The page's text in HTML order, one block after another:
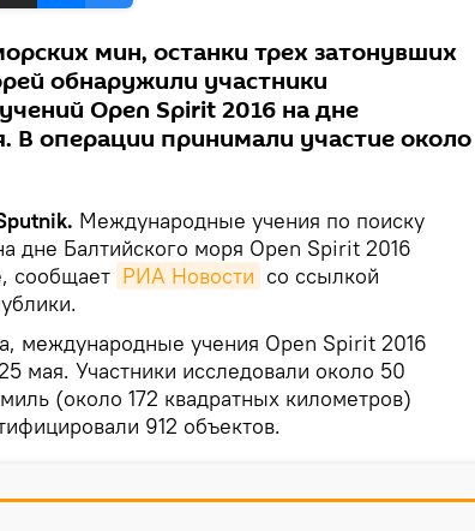
мин, останки трех затонувших
обнаружили участники
Open Spirit 2016 на дне
В операции принимали участие около
Международные учения по поиску
дне Балтийского моря Open Spirit 2016
сообщает РИА Новости со ссылкой
международные учения Open Spirit 2016
мая. Участники исследовали около 50
(около 172 квадратных километров)
912 объектов.